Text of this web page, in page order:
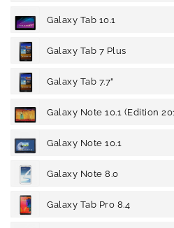
Galaxy Tab 10.1
Galaxy Tab 7 Plus
Galaxy Tab 7.7"
Galaxy Note 10.1 (Edition
Galaxy Note 10.1
Galaxy Note 8.0
Galaxy Tab Pro 8.4